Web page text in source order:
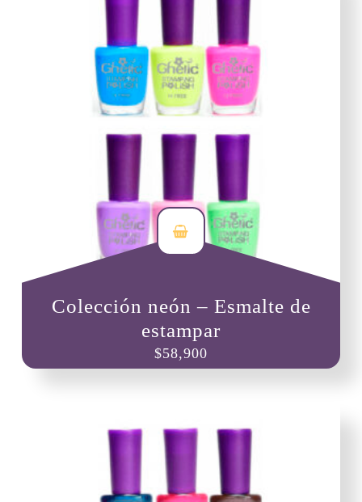
Colección neón – Esmalte de
estampar
$58,900